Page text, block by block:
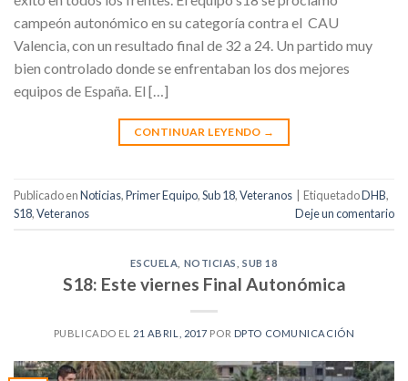
campeón autonómico en su categoría contra el CAU
Valencia, con un resultado final de 32 a 24. Un partido muy
bien controlado donde se enfrentaban los dos mejores
equipos de España. El […]
CONTINUAR LEYENDO →
Publicado enNoticias,Primer Equipo,Sub 18,Veteranos EtiquetadoDHB,
S18,Veteranos Deje un comentario
ESCUELA NOTICIAS ,SUB 18
S18: Este viernes Final Autonómica
PUBLICADO EL 21 ABRIL, 2017 POR DPTO COMUNICACIÓN